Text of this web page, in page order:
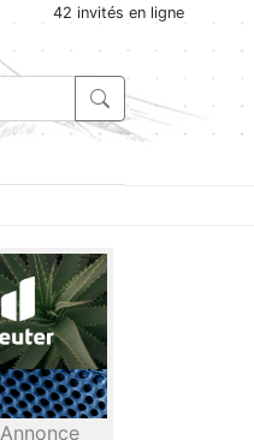
42 invités en ligne
Annonce